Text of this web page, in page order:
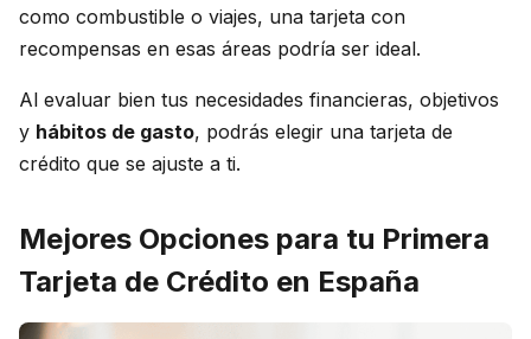
como combustible o viajes, una tarjeta con
recompensas en esas áreas podría ser ideal.
Al evaluar bien tus necesidades financieras, objetivos
y hábitos de gasto, podrás elegir una tarjeta de
crédito que se ajuste a ti.
Mejores Opciones para tu Primera
Tarjeta de Crédito en España